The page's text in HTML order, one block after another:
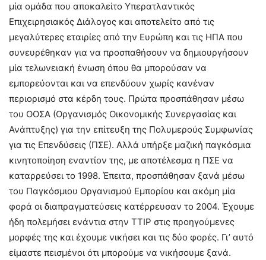
μία ομάδα που αποκαλείτο Υπερατλαντικός
Επιχειρησιακός Διάλογος και αποτελείτο από τις
μεγαλύτερες εταιρίες από την Ευρώπη και τις ΗΠΑ που
συνευρέθηκαν για να προσπαθήσουν να δημιουργήσουν
μία τελωνειακή ένωση όπου θα μπορούσαν να
εμπορεύονται και να επενδύουν χωρίς κανέναν
περιορισμό στα κέρδη τους. Πρώτα προσπάθησαν μέσω
του ΟΟΣΑ (Οργανισμός Οικονομικής Συνεργασίας και
Ανάπτυξης) για την επίτευξη της Πολυμερούς Συμφωνίας
για τις Επενδύσεις (ΠΣΕ). Αλλά υπήρξε μαζική παγκόσμια
κινητοποίηση εναντίον της, με αποτέλεσμα η ΠΣΕ να
καταρρεύσει το 1998. Έπειτα, προσπάθησαν ξανά μέσω
του Παγκόσμιου Οργανισμού Εμπορίου και ακόμη μία
φορά οι διαπραγματεύσεις κατέρρευσαν το 2004. Έχουμε
ήδη πολεμήσει ενάντια στην TTIP στις προηγούμενες
μορφές της και έχουμε νικήσει και τις δύο φορές. Γι’ αυτό
είμαστε πεισμένοι ότι μπορούμε να νικήσουμε ξανά.